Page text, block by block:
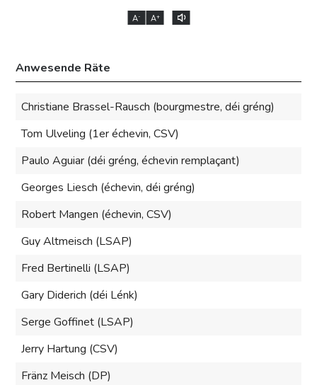
A- A+
Anwesende Räte
Christiane Brassel-Rausch (bourgmestre, déi gréng)
Tom Ulveling (1er échevin, CSV)
Paulo Aguiar (déi gréng, échevin remplaçant)
Georges Liesch (échevin, déi gréng)
Robert Mangen (échevin, CSV)
Guy Altmeisch (LSAP)
Fred Bertinelli (LSAP)
Gary Diderich (déi Lénk)
Serge Goffinet (LSAP)
Jerry Hartung (CSV)
Fränz Meisch (DP)